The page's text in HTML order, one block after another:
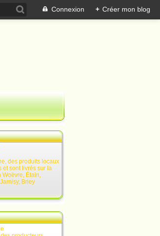
Connexion + Créer mon blog
des produits locaux
et sont livrés sur la
Woëvre, Étain,
Briey